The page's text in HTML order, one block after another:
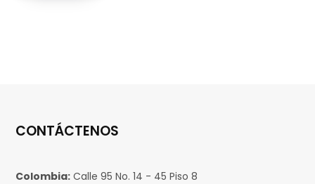
CONTÁCTENOS
Colombia: Calle 95 No. 14 - 45 Piso 8